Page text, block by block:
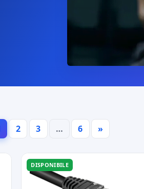
2 3 … 6 »
DISPONIBILE